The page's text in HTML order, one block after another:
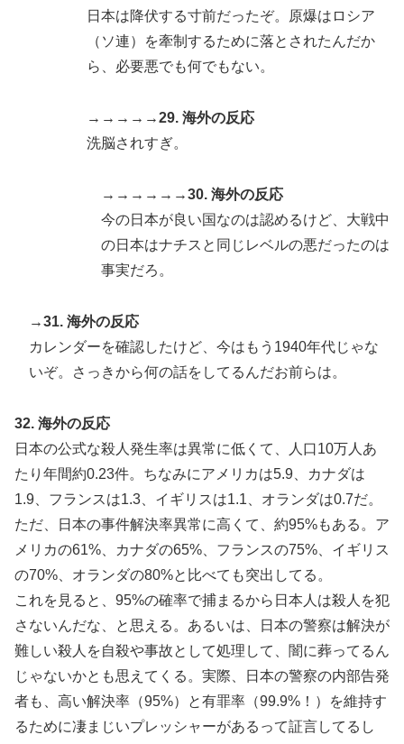
日本は降伏する寸前だったぞ。原爆はロシア
（ソ連）を牽制するために落とされたんだか
ら、必要悪でも何でもない。
→→→→→29. 海外の反応
洗脳されすぎ。
→→→→→→30. 海外の反応
今の日本が良い国なのは認めるけど、大戦中
の日本はナチスと同じレベルの悪だったのは
事実だろ。
→31. 海外の反応
カレンダーを確認したけど、今はもう1940年代じゃな
いぞ。さっきから何の話をしてるんだお前らは。
32. 海外の反応
日本の公式な殺人発生率は異常に低くて、人口10万人あ
たり年間約0.23件。ちなみにアメリカは5.9、カナダは
1.9、フランスは1.3、イギリスは1.1、オランダは0.7だ。
ただ、日本の事件解決率異常に高くて、約95%もある。ア
メリカの61%、カナダの65%、フランスの75%、イギリス
の70%、オランダの80%と比べても突出してる。
これを見ると、95%の確率で捕まるから日本人は殺人を犯
さないんだな、と思える。あるいは、日本の警察は解決が
難しい殺人を自殺や事故として処理して、闇に葬ってるん
じゃないかとも思えてくる。実際、日本の警察の内部告発
者も、高い解決率（95%）と有罪率（99.9%！）を維持す
るために凄まじいプレッシャーがあるって証言してるし